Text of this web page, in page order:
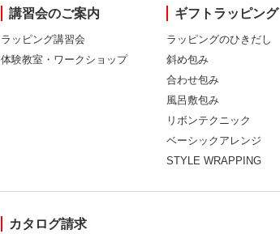
講習会のご案内
ラッピング講習会
体験教室・ワークショップ
ギフトラッピング
ラッピングのひきだし
斜め包み
合わせ包み
風呂敷包み
リボンテクニック
ベーシックアレンジ
STYLE WRAPPING
カタログ請求